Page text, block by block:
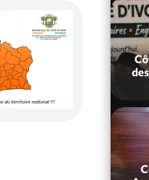
: Fête nationale,
accorde
à 4 661...